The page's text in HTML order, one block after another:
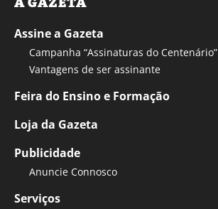
Assine a Gazeta
Campanha “Assinaturas do Centenário”
Vantagens de ser assinante
Feira do Ensino e Formação
Loja da Gazeta
Publicidade
Anuncie Connosco
Serviços